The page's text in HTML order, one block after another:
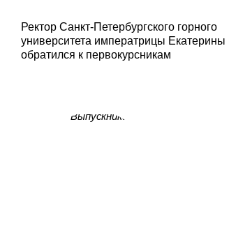
Ректор Санкт-Петербургского горного
университета императрицы Екатерины II
обратился к первокурсникам